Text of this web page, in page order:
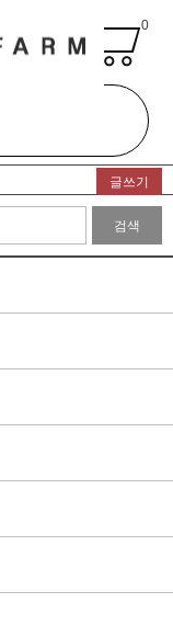
0
글쓰기
검색